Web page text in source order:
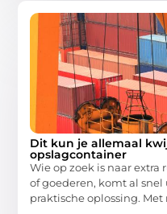
Dit kun je allemaal
opslagcontainer
Wie op zoek is naar
of goederen, komt al
praktische oplossing. Met